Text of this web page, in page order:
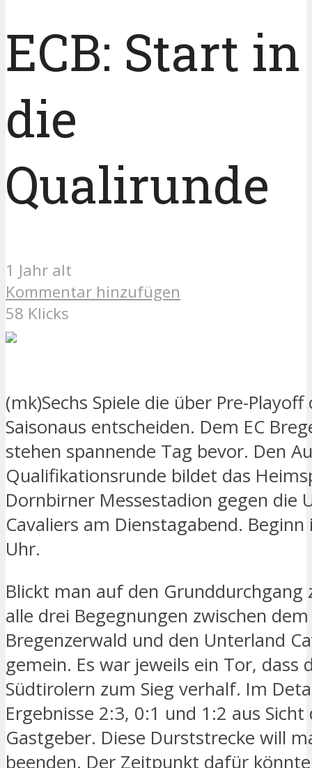
ECB: Start in
die
Qualirunde
1 Jahr alt
Kommentar hinzufügen
58 Klicks
(mk)Sechs Spiele die über Pre-Playoff
Saisonaus entscheiden. Dem EC
stehen spannende Tag bevor. Den
Qualifikationsrunde bildet das
Dornbirner Messestadion gegen die
Cavaliers am Dienstagabend.
Uhr.
Blickt man auf den Grunddurchgang
alle drei Begegnungen zwischen dem
Bregenzerwald und den Unterland
gemein. Es war jeweils ein Tor, dass
Südtirolern zum Sieg verhalf. Im
Ergebnisse 2:3, 0:1 und 1:2 aus
Gastgeber. Diese Durststrecke will
beenden. Der Zeitpunkt dafür